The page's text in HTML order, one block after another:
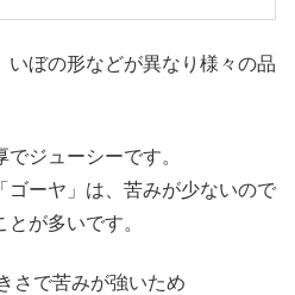
いぼの形などが異なり様々の品
ジューシーです。
ゴーヤ」は、苦みが少ないので
が多いです。
さで苦みが強いため